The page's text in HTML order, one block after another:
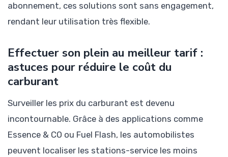
abonnement, ces solutions sont sans engagement,
rendant leur utilisation très flexible.
Effectuer son plein au meilleur tarif :
astuces pour réduire le coût du
carburant
Surveiller les prix du carburant est devenu
incontournable. Grâce à des applications comme
Essence & CO ou Fuel Flash, les automobilistes
peuvent localiser les stations-service les moins